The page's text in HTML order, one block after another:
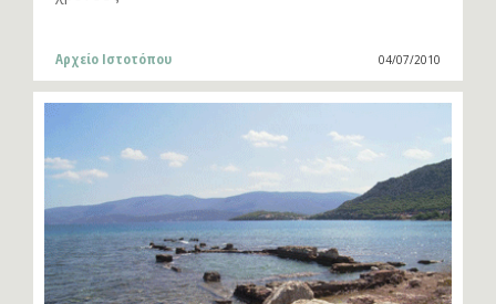
Αρχείο Ιστοτόπου 04/07/2010